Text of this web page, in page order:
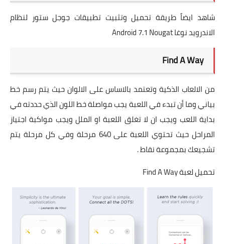
شاهد ايضاً طريقة تحميل وتثبيت تطبيقات جوجل ستور لنظام
الاندرويد نوغا Android 7.1 Nougat
Find A Way
من الالعاب الذكية وتعتمد بالاساس على الالوان حيث يتم رسم خط
بياني وما أن تبدء في اللعبة يجب مواصلة خط اللون الذي حددته في
بداية اللعب ويجب ان لا تغلق اللعبة او الملل ويجب مواكبة اجتياز
المراحل حيث تحتوي اللعبة على 640 مرحلة وفي كل مرحلة يتم
تشجيعك بمجموعة نقاط .
تحميل لعبة Find A Way